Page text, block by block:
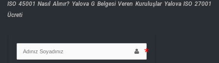
ISO 45001 Nasıl Alınır? Yalova G Belgesi Veren Kuruluşlar Yalova ISO 27001
Ücreti